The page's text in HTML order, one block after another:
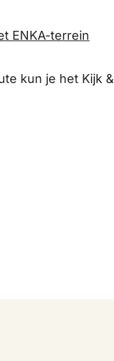
ENKA-terrein
kun je het Kijk &